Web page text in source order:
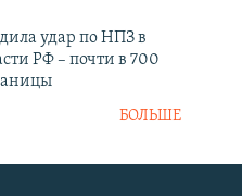
удар по НПЗ в
РФ – почти в 700
БОЛЬШЕ